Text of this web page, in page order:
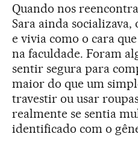
Quando nos
Sara ainda socializava,
e vivia como o cara
na faculdade. Foram
sentir segura para
maior do que um
travestir ou usar
realmente se sentia
identificado com o